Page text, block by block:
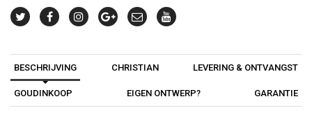
BESCHRIJVING CHRISTIAN LEVERING & ONTVANGST
GOUDINKOOP EIGEN ONTWERP? GARANTIE